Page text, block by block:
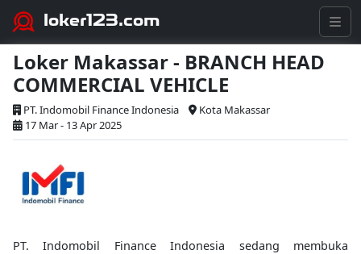
loker123.com
Loker Makassar - BRANCH HEAD
COMMERCIAL VEHICLE
PT. Indomobil Finance Indonesia
Kota Makassar
17 Mar - 13 Apr 2025
PT. Indomobil Finance Indonesia sedang membuka